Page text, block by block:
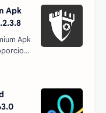
Apk
Apk